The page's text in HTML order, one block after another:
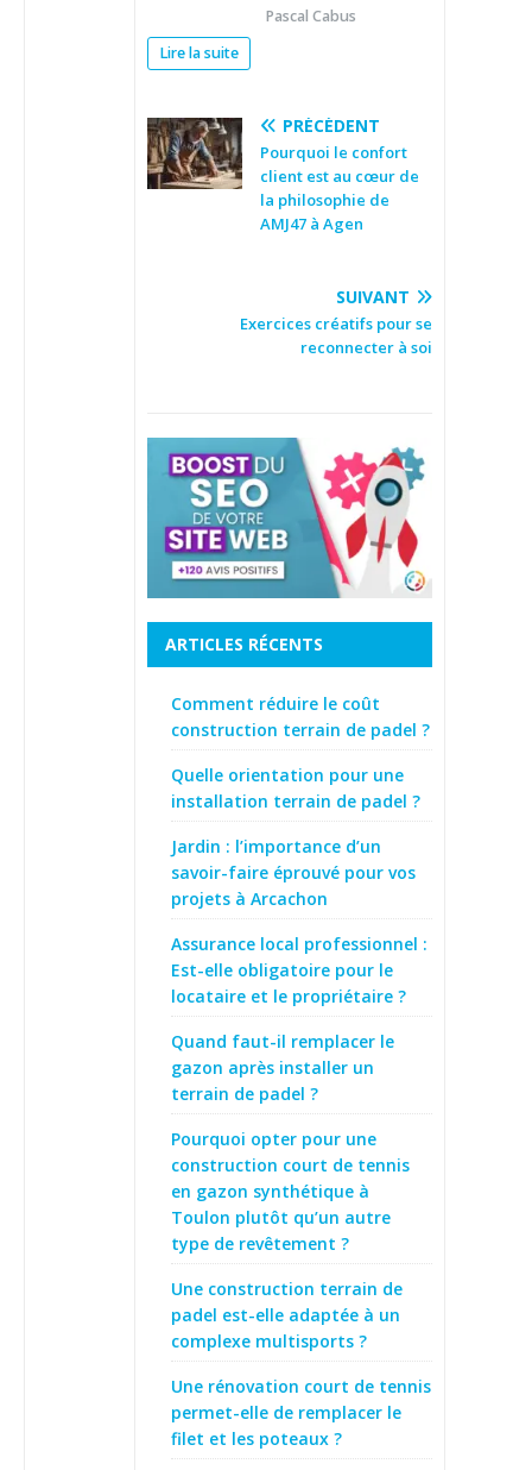
Pascal Cabus
Lire la suite
PRÉCÉDENT
Pourquoi le confort
client est au cœur de
la philosophie de
AMJ47 à Agen
SUIVANT
Exercices créatifs pour se
reconnecter à soi
ARTICLES RÉCENTS
Comment réduire le coût
construction terrain de padel ?
Quelle orientation pour une
installation terrain de padel ?
Jardin : l’importance d’un
savoir-faire éprouvé pour vos
projets à Arcachon
Assurance local professionnel :
Est-elle obligatoire pour le
locataire et le propriétaire ?
Quand faut-il remplacer le
gazon après installer un
terrain de padel ?
Pourquoi opter pour une
construction court de tennis
en gazon synthétique à
Toulon plutôt qu’un autre
type de revêtement ?
Une construction terrain de
padel est-elle adaptée à un
complexe multisports ?
Une rénovation court de tennis
permet-elle de remplacer le
filet et les poteaux ?